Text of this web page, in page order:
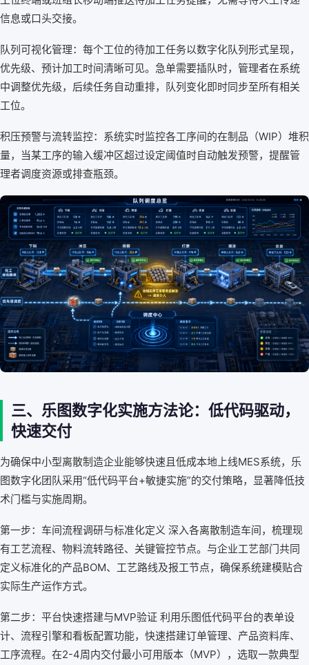
信息或口头交接。
队列可视化管理：每个工位的待加工任务以数字化队列形式呈现，
优先级、预计加工时间清晰可见。急单需要插队时，管理者在系统
中调整优先级，后续任务自动重排，队列变化即时同步至所有相关
工位。
积压预警与流转监控：系统实时监控各工序间的在制品（WIP）堆积
量，当某工序的输入缓冲区超过设定阈值时自动触发预警，提醒管
理者调度资源或排查瓶颈。
三、乐图数字化实施方法论：低代码驱动，
快速交付
为确保中小型离散制造企业能够快速且低成本地上线MES系统，乐
图数字化团队采用“低代码平台+敏捷实施”的交付策略，显著降低技
术门槛与实施周期。
第一步：车间流程调研与标准化定义 深入各离散制造车间，梳理现
有工艺流程、物料流转路径、关键管控节点。与企业工艺部门共同
定义标准化的产品BOM、工艺路线及报工节点，确保系统建模贴合
实际生产运作方式。
第二步：平台快速搭建与MVP验证 利用乐图低代码平台的表单设
计、流程引擎和看板配置功能，快速搭建订单管理、产品资料库、
工序流程。在2-4周内交付最小可用版本（MVP），选取一款典型